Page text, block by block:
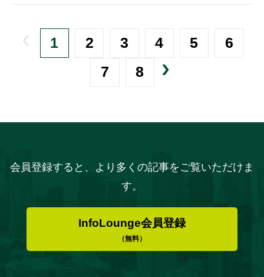
1 2 3 4 5
6
7
8
会員登録すると、より多くの記事をご覧いただけま
す。
InfoLounge会員登録
（無料）